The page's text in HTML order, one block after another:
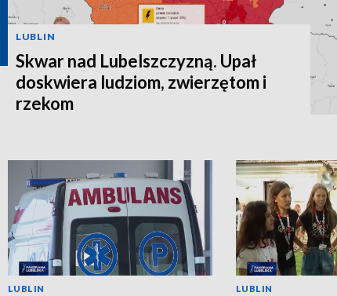
LUBLIN
Skwar nad Lubelszczyzną. Upał
doskwiera ludziom, zwierzętom i
rzekom
LUBLIN LUBLIN